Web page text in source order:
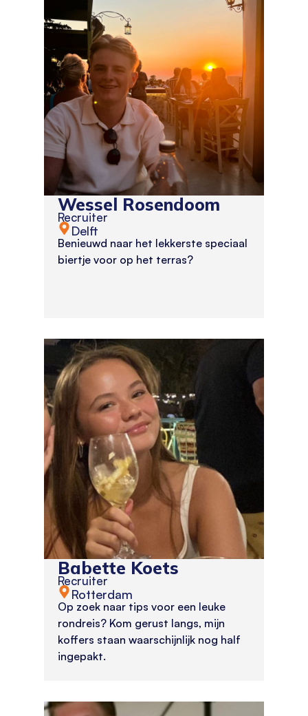
Wessel Rosendoom
Recruiter
Delft
Benieuwd naar het lekkerste speciaal
biertje voor op het terras?
Babette Koets
Recruiter
Rotterdam
Op zoek naar tips voor een leuke
rondreis? Kom gerust langs, mijn
koffers staan waarschijnlijk nog half
ingepakt.